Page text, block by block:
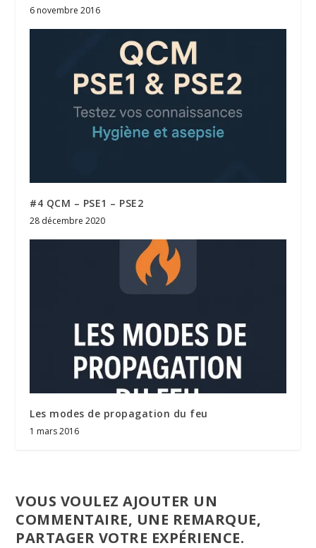
6 novembre 2016
#4 QCM – PSE1 – PSE2
28 décembre 2020
Les modes de propagation du feu
1 mars 2016
VOUS VOULEZ AJOUTER UN
COMMENTAIRE, UNE REMARQUE,
PARTAGER VOTRE EXPÉRIENCE.